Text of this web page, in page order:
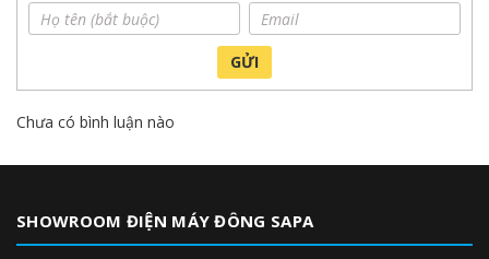
GỬI
Chưa có bình luận nào
SHOWROOM ĐIỆN MÁY ĐÔNG SAPA